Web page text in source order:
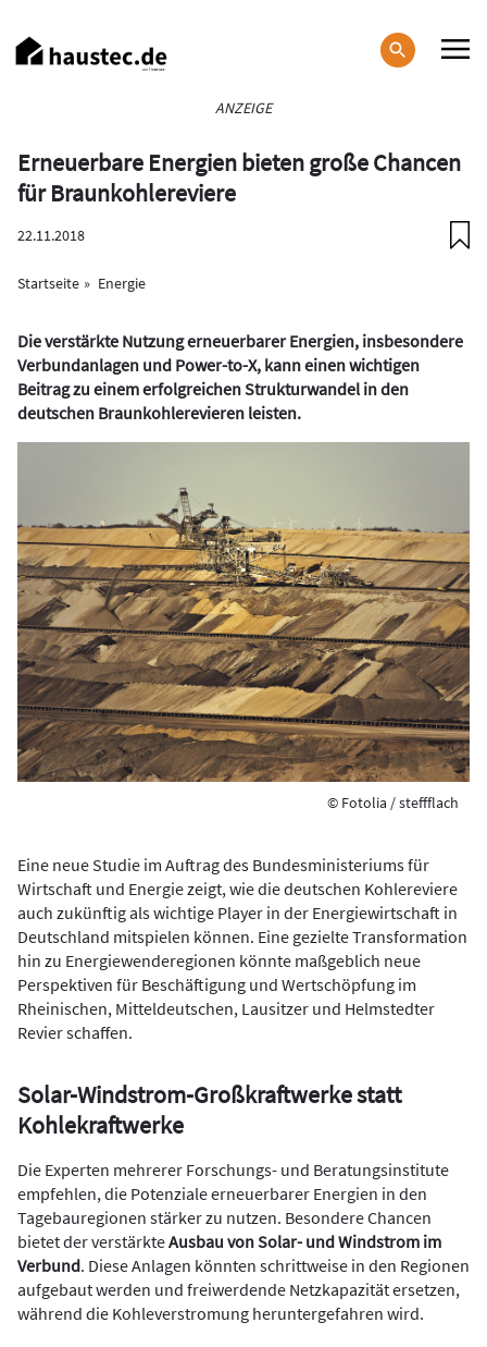
zum
Inhalt
ANZEIGE
Erneuerbare Energien bieten große Chancen
für Braunkohlereviere
22.11.2018
Startseite Energie
Die verstärkte Nutzung erneuerbarer Energien, insbesondere
Verbundanlagen und Power-to-X, kann einenwichtigen
Beitrag zu einem erfolgreichen Strukturwandel in den
deutschen Braunkohlerevieren leisten.
© Fotolia / steffflach
Eine neue Studie im Auftrag des Bundesministeriums für
Wirtschaft und Energie zeigt, wie die deutschen Kohlereviere
auch zukünftig als wichtige Player in der Energiewirtschaft in
Deutschland mitspielen können. Eine gezielte Transformation
hin zu Energiewenderegionen könnte maßgeblich neue
Perspektiven für Beschäftigung und Wertschöpfung im
Rheinischen, Mitteldeutschen, Lausitzer und Helmstedter
Revier schaffen.
Solar-Windstrom-Großkraftwerke statt
Kohlekraftwerke
Die Experten mehrerer Forschungs- und Beratungsinstitute
empfehlen, die Potenziale erneuerbarer Energien in den
Tagebauregionen stärker zu nutzen. Besondere Chancen
bietet der verstärkteAusbau von Solar- und Windstrom im
Verbund. Diese Anlagen könnten schrittweise in den Regionen
aufgebaut werden und freiwerdende Netzkapazität ersetzen,
während die Kohleverstromung heruntergefahren wird.